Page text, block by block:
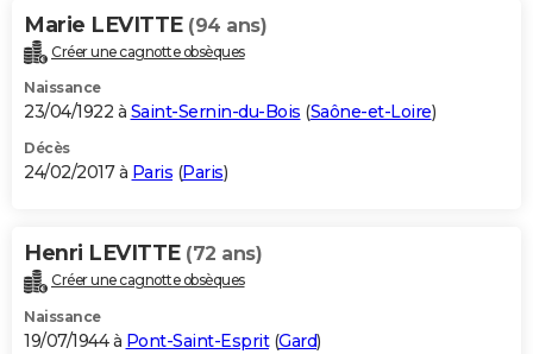
Marie LEVITTE (94 ans)
Créer une cagnotte obsèques
Naissance
23/04/1922 à Saint-Sernin-du-Bois (Saône-et-Loire)
Décès
24/02/2017 à Paris (Paris)
Henri LEVITTE (72 ans)
Créer une cagnotte obsèques
Naissance
19/07/1944 à Pont-Saint-Esprit(Gard)